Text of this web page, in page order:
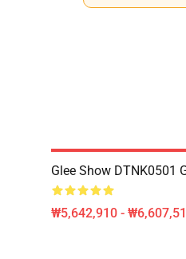
Glee Show DTNK0501
₩5,642,910 -